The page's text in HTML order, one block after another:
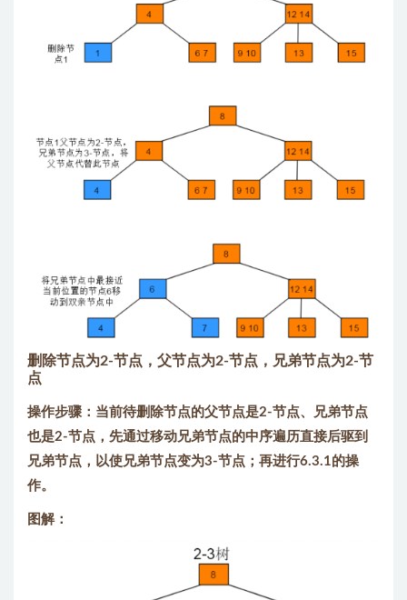
删除节点为2-节点，父节点为2-节点，兄弟节点为2-节
点
操作步骤：当前待删除节点的父节点是2-节点、兄弟节点
也是2-节点，先通过移动兄弟节点的中序遍历直接后驱到
兄弟节点，以使兄弟节点变为3-节点；再进行6.3.1的操
作。
图解：